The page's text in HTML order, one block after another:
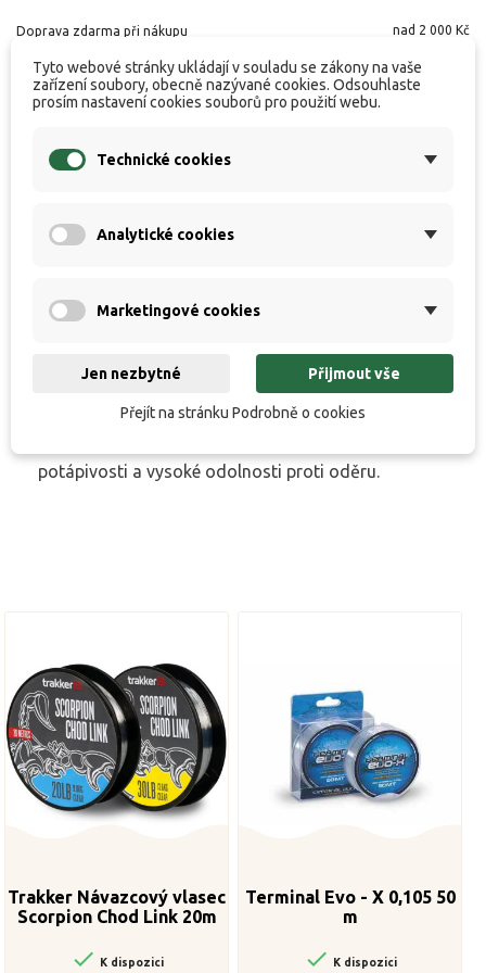
Doprava zdarma při nákupu nad 2 000 Kč
Hodnocení
Měkký a poddajný návazcový fluorocarbon nejvyšší
kvality. Garantuje 100% neviditelnost pod vodou a
zároveň velice přirozenou prezentaci nástrahy. To
potápivosti a vysoké odolnosti proti oděru.
Trakker Návazcový vlasec
Scorpion Chod Link 20m
 K dispozici
Terminal Evo - X 0,105 50
m
 K dispozici
Tyto webové stránky ukládají v souladu se zákony na vaše
zařízení soubory, obecně nazývané cookies. Odsouhlaste
prosím nastavení cookies souborů pro použití webu.
Technické cookies
Analytické cookies
Marketingové cookies
Jen nezbytné Přijmout vše
Přejít na stránku Podrobně o cookies